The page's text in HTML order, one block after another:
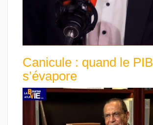
Canicule : quand le PIB
s’évapore